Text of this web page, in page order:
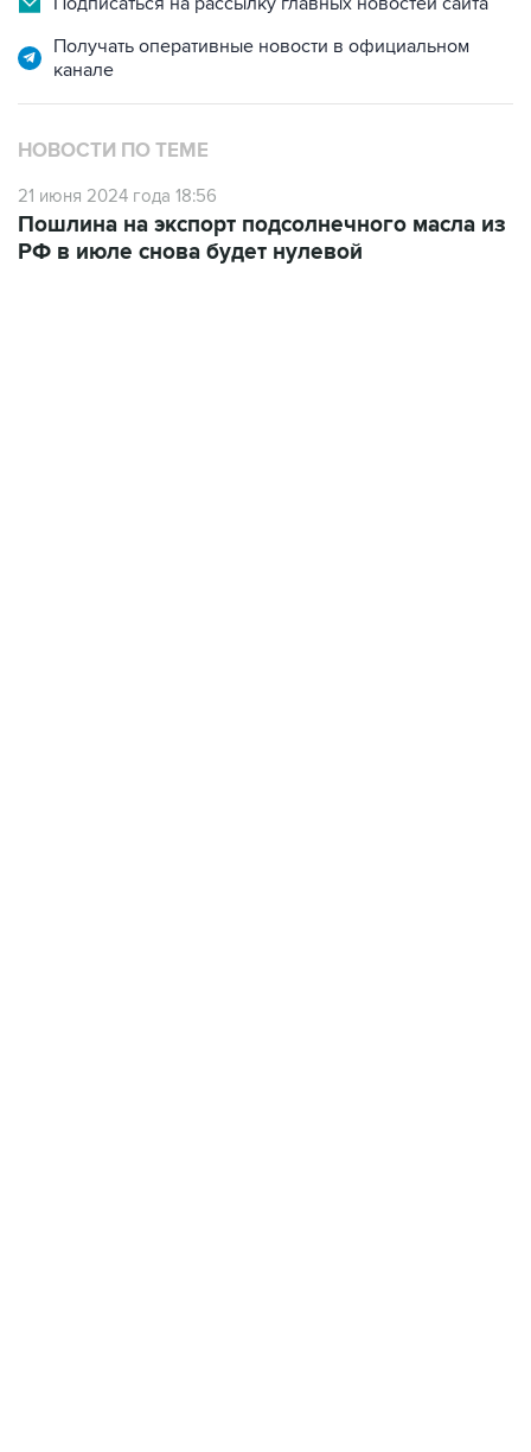
Получать оперативные новости в официальном
канале
НОВОСТИ ПО ТЕМЕ
21 июня 2024 года 18:56
Пошлина на экспорт подсолнечного масла из
РФ в июле снова будет нулевой